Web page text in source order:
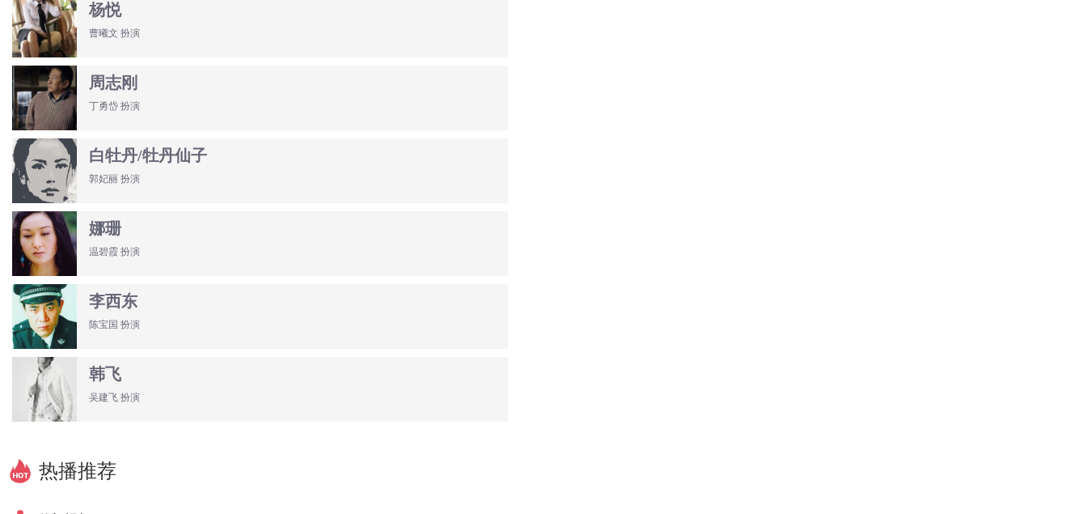
杨悦
曹曦文 扮演
周志刚
丁勇岱 扮演
白牡丹/牡丹仙子
郭妃丽 扮演
娜珊
温碧霞 扮演
李西东
陈宝国 扮演
韩飞
吴建飞 扮演
热播推荐